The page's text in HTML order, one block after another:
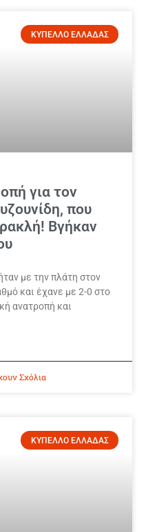
ΚΥΠΕΛΛΟ ΕΛΛΑΔΑΣ
για τον
που
Βγήκαν
με την πλάτη στον
και έχανε με 2-0 στο
ανατροπή και
Σχόλια
ΚΥΠΕΛΛΟ ΕΛΛΑΔΑΣ